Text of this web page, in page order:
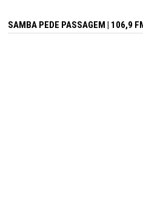
SAMBA PEDE PASSAGEM | 106,9